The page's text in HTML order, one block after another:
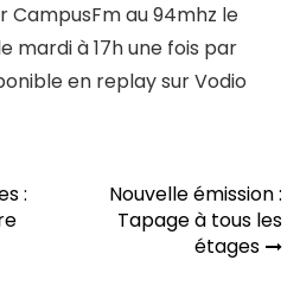
CampusFm au 94mhz le
mardi à 17h une fois par
en replay sur Vodio
:
Nouvelle émission :
Tapage à tous les
étages